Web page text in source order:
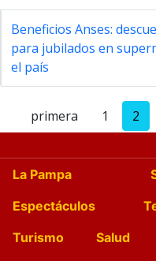
Beneficios Anses:
para jubilados en
el país
primera 1 2
La Pampa
Espectáculos
Turismo
Salud